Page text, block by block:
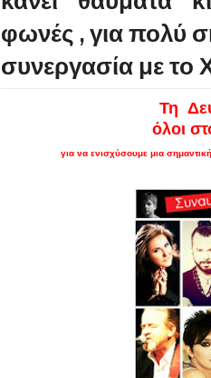
φωνές , για πολύ
συνεργασία με το
Τη Δευτέρα
όλοι στο
για να ενισχύσουμε μια